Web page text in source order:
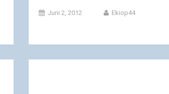
Juni 2, 2012 Ekiop44